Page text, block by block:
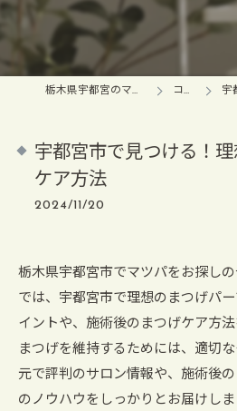
栃木県宇都宮のマツパならnote コラム 宇
宇都宮市で見つける！
ケア方法
2024/11/20
栃木県宇都宮市でマツパをお探し
では、宇都宮市で理想のまつげパ
イントや、施術後のまつげケア方
まつげを維持するためには、適切
元で評判のサロン情報や、施術後
のノウハウをしっかりとお届けし